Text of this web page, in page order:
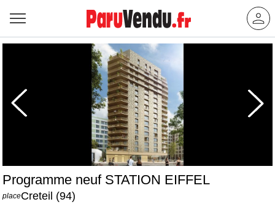
Programme neuf STATION EIFFEL
placeCreteil (94)